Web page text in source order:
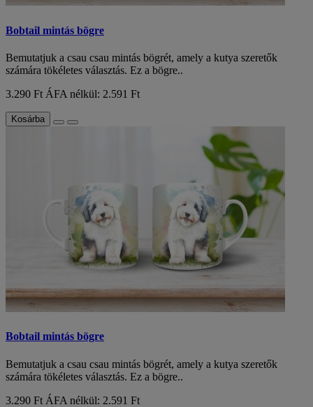
Bobtail mintás bögre
Bemutatjuk a csau csau mintás bögrét, amely a kutya szeretők
számára tökéletes választás. Ez a bögre..
3.290 Ft ÁFA nélkül: 2.591 Ft
Kosárba
Bobtail mintás bögre
Bemutatjuk a csau csau mintás bögrét, amely a kutya szeretők
számára tökéletes választás. Ez a bögre..
3.290 Ft ÁFA nélkül: 2.591 Ft